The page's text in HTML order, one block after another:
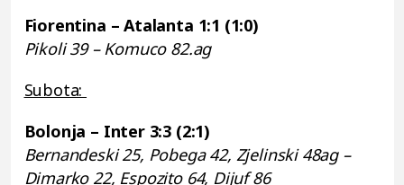
Fiorentina – Atalanta 1:1 (1:0)
Pikoli 39 – Komuco 82.ag
Subota:
Bolonja – Inter 3:3 (2:1)
Bernandeski 25, Pobega 42, Zjelinski 48ag –
Dimarko 22, Espozito 64, Dijuf 86